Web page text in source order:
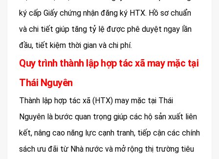
ký cấp Giấy chứng nhận đăng ký HTX. Hồ sơ chuẩn
và chi tiết giúp tăng tỷ lệ được phê duyệt ngay lần
đầu, tiết kiệm thời gian và chi phí.
Quy trình thành lập hợp tác xã may mặc tại
Thái Nguyên
Thành lập hợp tác xã (HTX) may mặc tại Thái
Nguyên là bước quan trọng giúp các hộ sản xuất liên
kết, nâng cao năng lực cạnh tranh, tiếp cận các chính
sách ưu đãi từ Nhà nước và mở rộng thị trường tiêu